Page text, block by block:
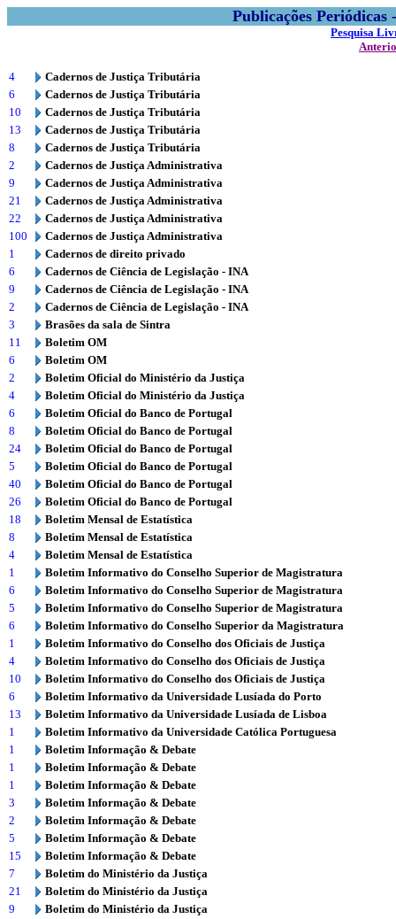
Publicações
Pesquisa
4
Cadernos de Justiça Tributária
6
Cadernos de Justiça Tributária
10
Cadernos de Justiça Tributária
13
Cadernos de Justiça Tributária
8
Cadernos de Justiça Tributária
2
Cadernos de Justiça Administrativa
9
Cadernos de Justiça Administrativa
21
Cadernos de Justiça Administrativa
22
Cadernos de Justiça Administrativa
100
Cadernos de Justiça Administrativa
1
Cadernos de direito privado
6
Cadernos de Ciência de Legislação - INA
9
Cadernos de Ciência de Legislação - INA
2
Cadernos de Ciência de Legislação - INA
3
Brasões da sala de Sintra
11
Boletim OM
6
Boletim OM
2
Boletim Oficial do Ministério da Justiça
4
Boletim Oficial do Ministério da Justiça
6
Boletim Oficial do Banco de Portugal
8
Boletim Oficial do Banco de Portugal
24
Boletim Oficial do Banco de Portugal
5
Boletim Oficial do Banco de Portugal
40
Boletim Oficial do Banco de Portugal
26
Boletim Oficial do Banco de Portugal
18
Boletim Mensal de Estatística
8
Boletim Mensal de Estatística
4
Boletim Mensal de Estatística
1
Boletim Informativo do Conselho Superior de Magistratura
6
Boletim Informativo do Conselho Superior de Magistratura
5
Boletim Informativo do Conselho Superior de Magistratura
6
Boletim Informativo do Conselho Superior da Magistratura
1
Boletim Informativo do Conselho dos Oficiais de Justiça
4
Boletim Informativo do Conselho dos Oficiais de Justiça
10
Boletim Informativo do Conselho dos Oficiais de Justiça
6
Boletim Informativo da Universidade Lusíada do Porto
13
Boletim Informativo da Universidade Lusíada de Lisboa
1
Boletim Informativo da Universidade Católica Portuguesa
1
Boletim Informação & Debate
1
Boletim Informação & Debate
1
Boletim Informação & Debate
3
Boletim Informação & Debate
2
Boletim Informação & Debate
5
Boletim Informação & Debate
15
Boletim Informação & Debate
7
Boletim do Ministério da Justiça
21
Boletim do Ministério da Justiça
9
Boletim do Ministério da Justiça